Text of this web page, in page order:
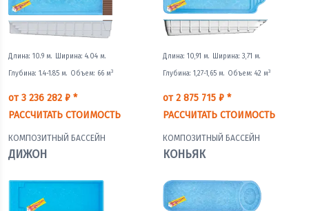
Длина: 10.9 м. Ширина: 4.04 м.
Глубина: 1.4-1.85 м. Объем: 66 м3
от 3 236 282 ₽ *
РАССЧИТАТЬ СТОИМОСТЬ
Длина: 10,91 м. Ширина: 3,71 м.
Глубина: 1,27-1,65 м. Объем: 42 м3
от 2 875 715 ₽ *
РАССЧИТАТЬ СТОИМОСТЬ
КОМПОЗИТНЫЙ БАССЕЙН
ДИЖОН
КОМПОЗИТНЫЙ БАССЕЙН
КОНЬЯК